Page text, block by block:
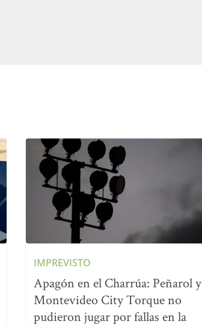
IMPREVISTO
Apagón en el Charrúa: Peñarol y
Montevideo City Torque no
pudieron jugar por fallas en la